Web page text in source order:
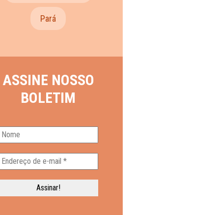
Pará
ASSINE NOSSO
BOLETIM